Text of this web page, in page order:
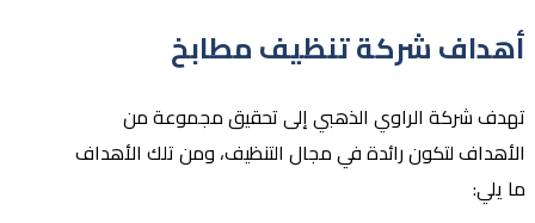
أهداف شركة تنظيف مطابخ
تهدف شركة الراوي الذهبي إلى تحقيق مجموعة من
الأهداف لتكون رائدة في مجال التنظيف، ومن تلك الأهداف
ما يلي: